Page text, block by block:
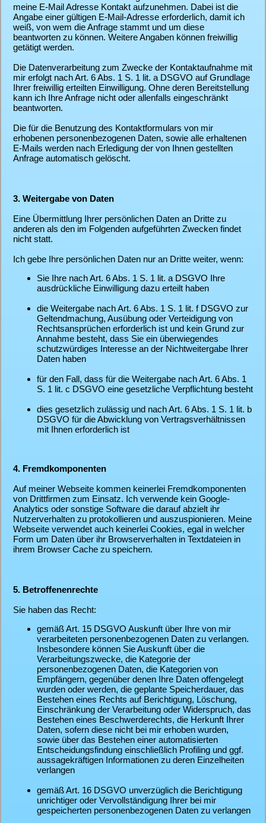
meine E-Mail Adresse Kontakt aufzunehmen. Dabei ist die
Angabe einer gültigen E-Mail-Adresse erforderlich, damit ich
weiß, von wem die Anfrage stammt und um diese
beantworten zu können. Weitere Angaben können freiwillig
getätigt werden.
Die Datenverarbeitung zum Zwecke der Kontaktaufnahme mit
mir erfolgt nach Art. 6 Abs. 1 S. 1 lit. a DSGVO auf Grundlage
Ihrer freiwillig erteilten Einwilligung. Ohne deren Bereitstellung
kann ich Ihre Anfrage nicht oder allenfalls eingeschränkt
beantworten.
Die für die Benutzung des Kontaktformulars von mir
erhobenen personenbezogenen Daten, sowie alle erhaltenen
E-Mails werden nach Erledigung der von Ihnen gestellten
Anfrage automatisch gelöscht.
3. Weitergabe von Daten
Eine Übermittlung Ihrer persönlichen Daten an Dritte zu
anderen als den im Folgenden aufgeführten Zwecken findet
nicht statt.
Ich gebe Ihre persönlichen Daten nur an Dritte weiter, wenn:
Sie Ihre nach Art. 6 Abs. 1 S. 1 lit. a DSGVO Ihre
ausdrückliche Einwilligung dazu erteilt haben
die Weitergabe nach Art. 6 Abs. 1 S. 1 lit. f DSGVO zur
Geltendmachung, Ausübung oder Verteidigung von
Rechtsansprüchen erforderlich ist und kein Grund zur
Annahme besteht, dass Sie ein überwiegendes
schutzwürdiges Interesse an der Nichtweitergabe Ihrer
Daten haben
für den Fall, dass für die Weitergabe nach Art. 6 Abs. 1
S. 1 lit. c DSGVO eine gesetzliche Verpflichtung besteht
dies gesetzlich zulässig und nach Art. 6 Abs. 1 S. 1 lit. b
DSGVO für die Abwicklung von Vertragsverhältnissen
mit Ihnen erforderlich ist
4. Fremdkomponenten
Auf meiner Webseite kommen keinerlei Fremdkomponenten
von Drittfirmen zum Einsatz. Ich verwende kein Google-
Analytics oder sonstige Software die darauf abzielt ihr
Nutzerverhalten zu protokollieren und auszuspionieren. Meine
Webseite verwendet auch keinerlei Cookies, egal in welcher
Form um Daten über ihr Browserverhalten in Textdateien in
ihrem Browser Cache zu speichern.
5. Betroffenenrechte
Sie haben das Recht:
gemäß Art. 15 DSGVO Auskunft über Ihre von mir
verarbeiteten personenbezogenen Daten zu verlangen.
Insbesondere können Sie Auskunft über die
Verarbeitungszwecke, die Kategorie der
personenbezogenen Daten, die Kategorien von
Empfängern, gegenüber denen Ihre Daten offengelegt
wurden oder werden, die geplante Speicherdauer, das
Bestehen eines Rechts auf Berichtigung, Löschung,
Einschränkung der Verarbeitung oder Widerspruch, das
Bestehen eines Beschwerderechts, die Herkunft Ihrer
Daten, sofern diese nicht bei mir erhoben wurden,
sowie über das Bestehen einer automatisierten
Entscheidungsfindung einschließlich Profiling und ggf.
aussagekräftigen Informationen zu deren Einzelheiten
verlangen
gemäß Art. 16 DSGVO unverzüglich die Berichtigung
unrichtiger oder Vervollständigung Ihrer bei mir
gespeicherten personenbezogenen Daten zu verlangen